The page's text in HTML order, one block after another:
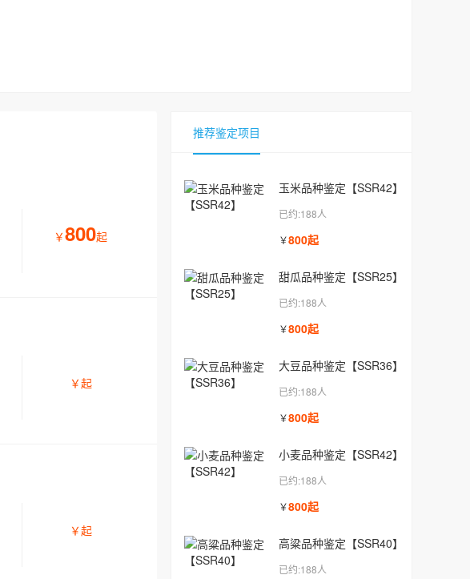
￥800起
￥起
￥起
推荐鉴定项目
玉米品种鉴定【SSR42】
已约:188人
￥800起
甜瓜品种鉴定【SSR25】
已约:188人
￥800起
大豆品种鉴定【SSR36】
已约:188人
￥800起
小麦品种鉴定【SSR42】
已约:188人
￥800起
高粱品种鉴定【SSR40】
已约:188人